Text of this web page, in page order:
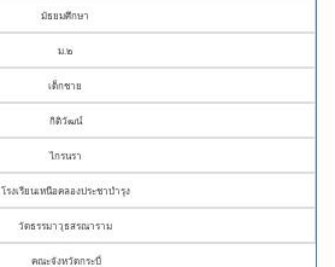
มัธยมศึกษา
ม.๒
เด็กชาย
กิติวัฒน์
ไกรนรา
โรงเรียนเหนือคลองประชาบำรุง
วัดธรรมาวุธสรณาราม
คณะจังหวัดกระบี่